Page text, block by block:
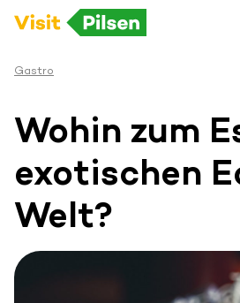
Gastro
Wohin zum
exotischen
Welt?